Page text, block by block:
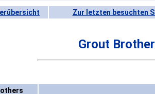
Zur letzten besuchten
Grout